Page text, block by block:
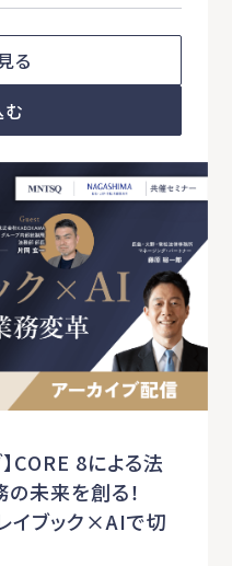
る
む
CORE 8による法
未来を創る！
イブック×AIで切